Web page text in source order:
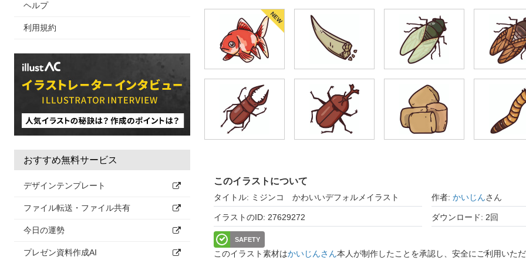
ヘルプ
利用規約
おすすめ無料サービス
デザインテンプレート
ファイル転送・ファイル共有
今日の運勢
プレゼン資料作成AI
NEW
このイラストについて
タイトル: ミジンコ かわいいデフォルメイラスト 作者: かいじんさん
イラストのID: 27629272 ダウンロード: 2回
SAFETY
このイラスト素材はかいじんさん本人が制作したことを承認し、安全にご利用いただ